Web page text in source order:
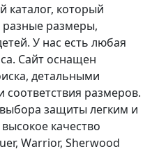
каталог, который
разные размеры,
У нас есть любая
Сайт оснащен
детальными
размеров.
защиты легким и
качество
Warrior, Sherwood